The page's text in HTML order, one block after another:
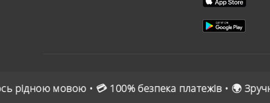
безпека платежів • 🌍 Зручна онлайн-оплата